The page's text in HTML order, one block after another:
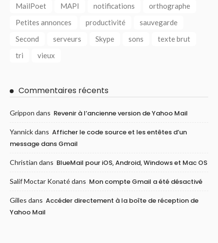
MailPoet
MAPI notifications
orthographe
Petites annonces
productivité
sauvegarde
Second
serveurs Skype sons
texte brut
tri
vieux
Commentaires récents
Grippon dans Revenir à l’ancienne version de Yahoo Mail
Yannickdans Afficher le code source et les entêtes d’un
message dans Gmail
Christian dans BlueMail pour iOS, Android, Windows et Mac OS
Salif Moctar Konatédans Mon compte Gmail a été désactivé
Gilles dans Accéder directement à la boîte de réception de
Yahoo Mail